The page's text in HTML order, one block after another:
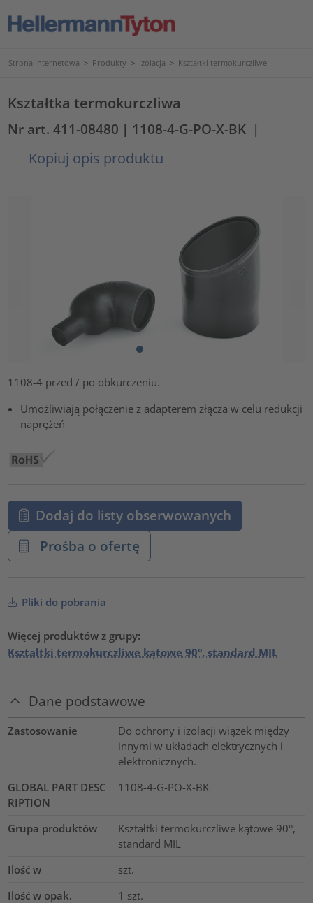
Strona internetowa > Produkty > Izolacja > Kształtki termokurczliwe
Kształtka termokurczliwa
Nr art. 411-08480 | 1108-4-G-PO-X-BK |
Kopiuj opis produktu
1108-4 przed / po obkurczeniu.
Umożliwiają połączenie z adapterem złącza w celu redukcji
naprężeń
Dodaj do listy obserwowanych
Prośba o ofertę
Pliki do pobrania
Więcej produktów z grupy:
Kształtki termokurczliwe kątowe 90°, standard MIL
Dane podstawowe
Zastosowanie
Do ochrony i izolacji wiązek między
innymi w układach elektrycznych i
elektronicznych.
GLOBAL PART DESC
RIPTION
1108-4-G-PO-X-BK
Grupa produktów
Kształtki termokurczliwe kątowe 90°,
standard MIL
Ilość w
szt.
Ilość w opak.
1 szt.